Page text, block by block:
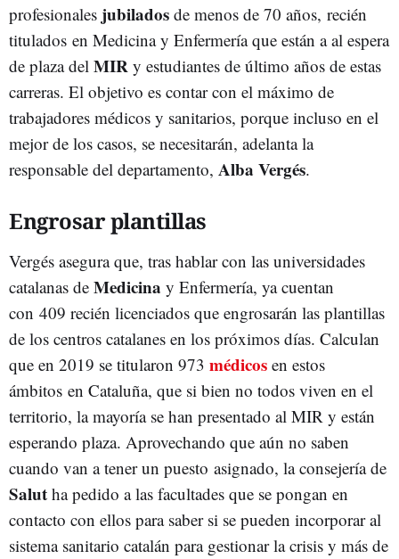
profesionales jubilados de menos de 70 años, recién
titulados en Medicina y Enfermería que están a al espera
de plaza del MIR y estudiantes de último años de estas
carreras. El objetivo es contar con el máximo de
trabajadores médicos y sanitarios, porque incluso en el
mejor de los casos, se necesitarán, adelanta la
responsable del departamento, Alba Vergés.
Engrosar plantillas
Vergés asegura que, tras hablar con las universidades
catalanas de Medicina y Enfermería, ya cuentan
con 409 recién licenciados que engrosarán las plantillas
de los centros catalanes en los próximos días. Calculan
que en 2019 se titularon 973 médicos en estos
ámbitos en Cataluña, que si bien no todos viven en el
territorio, la mayoría se han presentado al MIR y están
esperando plaza. Aprovechando que aún no saben
cuando van a tener un puesto asignado, la consejería de
Salut ha pedido a las facultades que se pongan en
contacto con ellos para saber si se pueden incorporar al
sistema sanitario catalán para gestionar la crisis y más de